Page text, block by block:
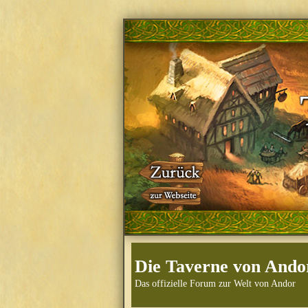
Die Taverne von
Das offizielle Forum zur Welt von Andor